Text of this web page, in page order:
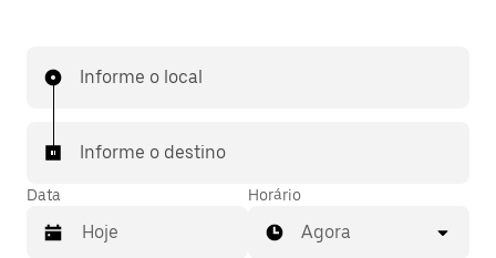
Informe o local
Informe o destino
Data Horário
Agora